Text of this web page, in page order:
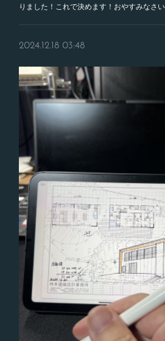
りました！これで決めます！おやすみなさい
2024.12.18 03:48